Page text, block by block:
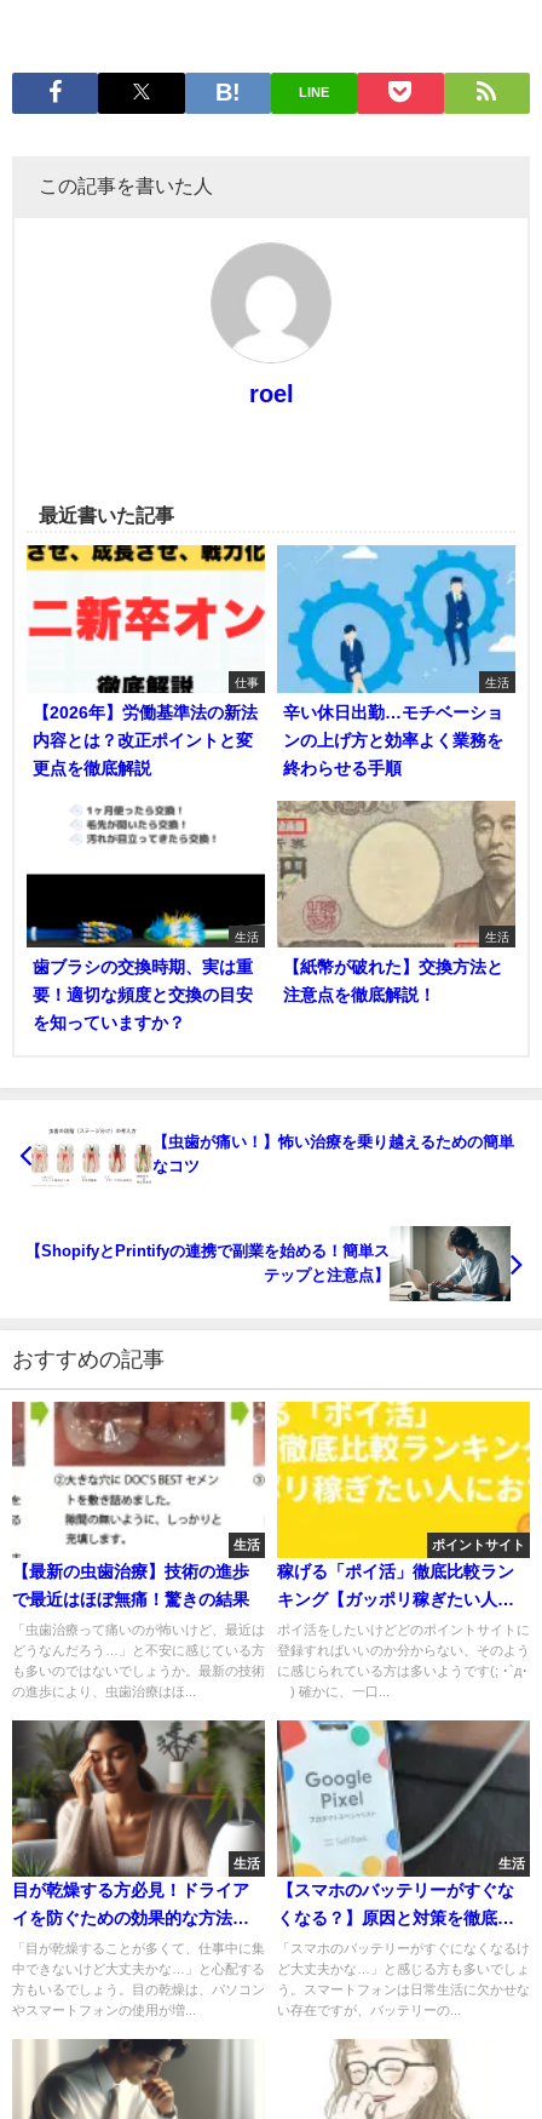
LINE
この記事を書いた人
roel
最近書いた記事
仕事
【2026年】労働基準法の新法
内容とは？改正ポイントと変
更点を徹底解説
生活
辛い休日出勤…モチベーショ
ンの上げ方と効率よく業務を
終わらせる手順
生活
歯ブラシの交換時期、実は重
要！適切な頻度と交換の目安
を知っていますか？
生活
【紙幣が破れた】交換方法と
注意点を徹底解説！
【虫歯が痛い！】怖い治療を乗り越えるための簡単
なコツ
【ShopifyとPrintifyの連携で副業を始める！簡単ス
テップと注意点】
おすすめの記事
生活
【最新の虫歯治療】技術の進歩
で最近はほぼ無痛！驚きの結果
「虫歯治療って痛いのが怖いけど、最近は
どうなんだろう…」と不安に感じている方
も多いのではないでしょうか。最新の技術
の進歩により、虫歯治療はほ...
ポイントサイト
稼げる「ポイ活」徹底比較ラン
キング【ガッポリ稼ぎたい人に
おすすめ】
ポイ活をしたいけどどのポイントサイトに
登録すればいいのか分からない、そのよう
に感じられている方は多いようです(; ･`д･
´) 確かに、一口...
生活
目が乾燥する方必見！ドライア
イを防ぐための効果的な方法
【解決】
「目が乾燥することが多くて、仕事中に集
中できないけど大丈夫かな…」と心配する
方もいるでしょう。目の乾燥は、パソコン
やスマートフォンの使用が増...
生活
【スマホのバッテリーがすぐな
くなる？】原因と対策を徹底解
説！
「スマホのバッテリーがすぐになくなるけ
ど大丈夫かな…」と感じる方も多いでしょ
う。スマートフォンは日常生活に欠かせな
い存在ですが、バッテリーの...